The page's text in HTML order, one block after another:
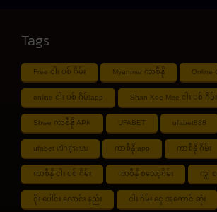
Tags
Free ငါး ပစ် ဂိမ်း Myanmar ကာစီနို Online
online ငါး ပစ် ဂိမ်းapp Shan Koe Mee ငါး ပစ် ဂိမ်း
Shwe ကာစီနို APK UFABET ufabet888
ufabet เข้าสู่ระบบ ကာစီနို app ကာစီနို ဂိမ်း
ကာစီနို ငါး ပစ် ဂိမ်း ကာစီနို စလော့ဂိမ်း ကျွဲ
ဂိုး ပေါင်း လောင်း နည်း ငါး ဂိမ်း ငွေ အကောင် ဆုံး